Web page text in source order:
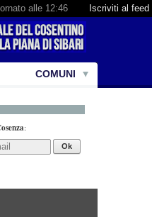
Iscriviti al feed
alle 12:46
COMUNI
:
Ok